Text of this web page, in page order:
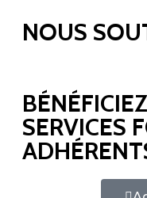
NOUS
SERVICES